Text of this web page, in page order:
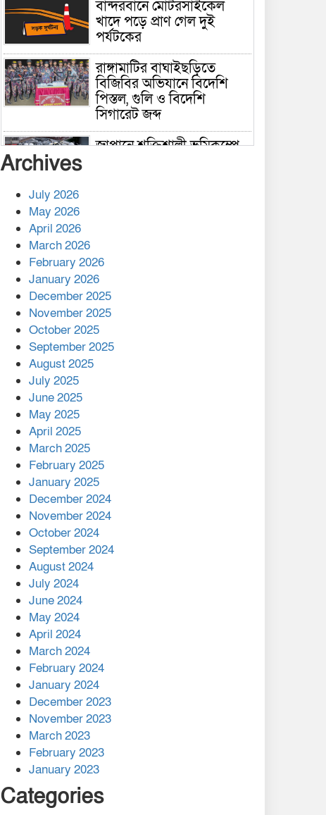
বান্দরবানে মোটরসাইকেল
খাদে পড়ে প্রাণ গেল দুই
পর্যটকের
রাঙ্গামাটির বাঘাইছড়িতে
বিজিবির অভিযানে বিদেশি
পিস্তল, গুলি ও বিদেশি
সিগারেট জব্দ
জাপানে শক্তিশালী ভূমিকম্পে
কাপ্তাই প্রেস ক্লাবের সভাপতি
মাহফুজ, সম্পাদক রিপন মারমা
নির্বাচিত
মালয়েশিয়ার প্রধানমন্ত্রীকে চিঠি
দেয়ার পর ফোন তারেক
রহমানের,গ্যাস সঙ্কট
মোকাবিলায় সহায়তার আশ্বাস
এক বিলিয়ন ডলার বিনিয়োগ
হবে আনোয়ারায়
বান্দরবানে বন্যায় ক্ষতিগ্রস্তদের
মাঝে সহায়তা দিলেন সাচিং প্রু
জেরী
Archives
July 2026
May 2026
April 2026
March 2026
February 2026
January 2026
December 2025
November 2025
October 2025
September 2025
August 2025
July 2025
June 2025
May 2025
April 2025
March 2025
February 2025
January 2025
December 2024
November 2024
October 2024
September 2024
August 2024
July 2024
June 2024
May 2024
April 2024
March 2024
February 2024
January 2024
December 2023
November 2023
March 2023
February 2023
January 2023
Categories